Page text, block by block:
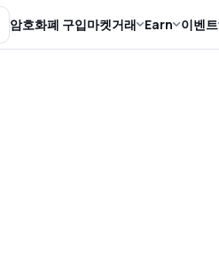
암호화폐 구입마켓거래 Earn 이벤트